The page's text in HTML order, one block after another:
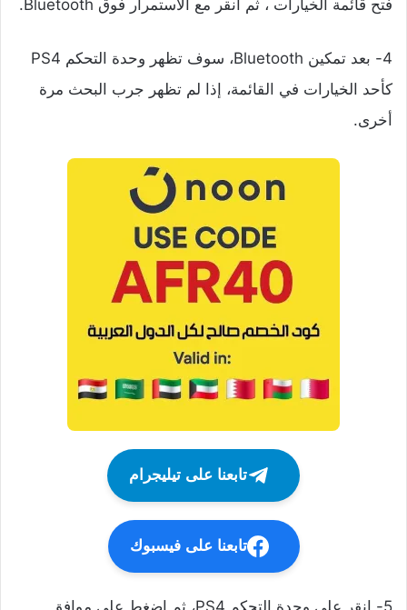
فتح قائمة الخيارات ، ثم انقر مع الاستمرار فوق Bluetooth.
4- بعد تمكين Bluetooth، سوف تظهر وحدة التحكم PS4
كأحد الخيارات في القائمة، إذا لم تظهر جرب البحث مرة
أخرى.
تابعنا على تيليجرام
تابعنا على فيسبوك
5- انقر على وحدة التحكم PS4، ثم اضغط على موافق